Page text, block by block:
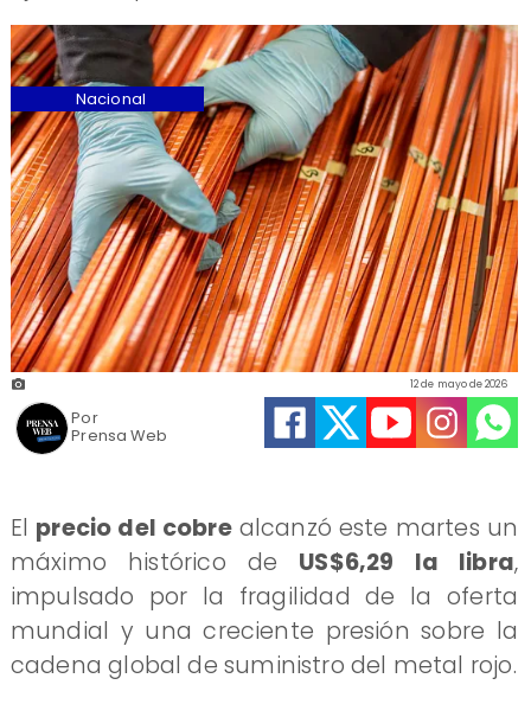
Prensa Web
12 de mayo de 2026
Nacional
Por
El precio del cobrealcanzó este martes un
máximo histórico de US$6,29 la libra,
impulsado por la fragilidad de la oferta
mundial y una creciente presión sobre la
cadena global de suministro del metal rojo.